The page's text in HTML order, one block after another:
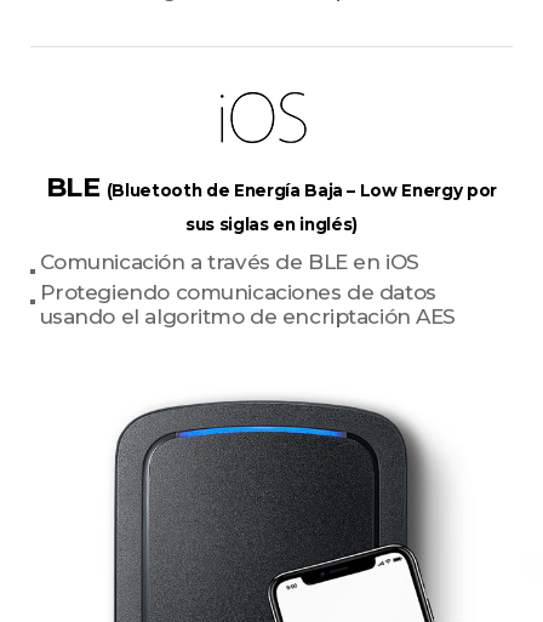
BLE (Bluetooth de Energía Baja – Low Energy por
sus siglas en inglés)
Comunicación a través de BLE en iOS
Protegiendo comunicaciones de datos
usando el algoritmo de encriptación AES